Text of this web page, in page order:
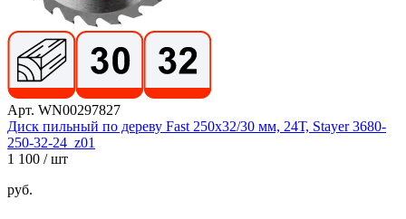
Арт. WN00297827
Диск пильный по дереву Fast 250x32/30 мм, 24Т, Stayer 3680-
250-32-24_z01
1 100 / шт
руб.